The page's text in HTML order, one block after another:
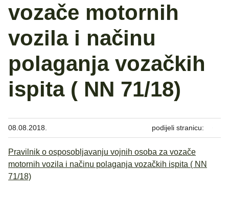
vozače motornih
vozila i načinu
polaganja vozačkih
ispita ( NN 71/18)
08.08.2018. podijeli stranicu:
Pravilnik o osposobljavanju vojnih osoba za vozače
motornih vozila i načinu polaganja vozačkih ispita ( NN
71/18)